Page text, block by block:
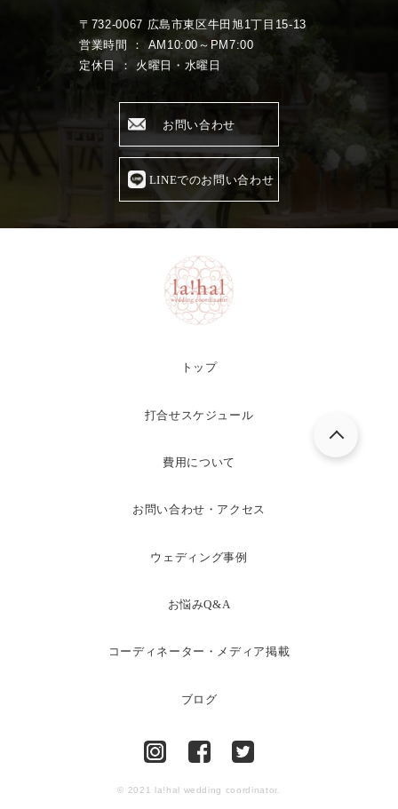
〒732-0067 広島市東区牛田旭1丁目15-13
営業時間 ： AM10:00～PM7:00
定休日 ： 火曜日・水曜日
お問い合わせ
LINEでのお問い合わせ
トップ
打合せスケジュール
費用について
お問い合わせ・アクセス
ウェディング事例
お悩みQ&A
コーディネーター・メディア掲載
ブログ
© 2021 la!hal wedding coordinator.